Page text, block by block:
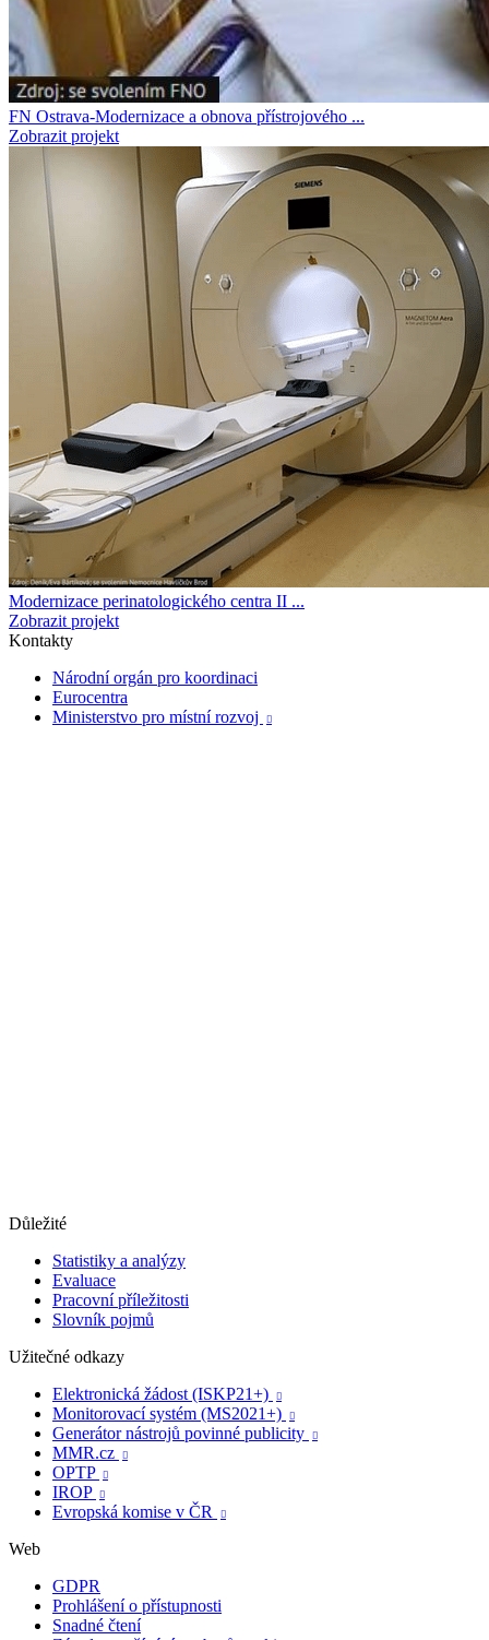
FN Ostrava-Modernizace a obnova přístrojového ...
Zobrazit projekt
Modernizace perinatologického centra II ...
Zobrazit projekt
Kontakty
Národní orgán pro koordinaci
Eurocentra
Ministerstvo pro místní rozvoj

Důležité
Statistiky a analýzy
Evaluace
Pracovní příležitosti
Slovník pojmů
Užitečné odkazy
Elektronická žádost (ISKP21+)

Monitorovací systém (MS2021+) 
Generátor nástrojů povinné publicity 
MMR.cz 
OPTP 
IROP 
Evropská komise v ČR 
Web
GDPR
Prohlášení o přístupnosti
Snadné čtení